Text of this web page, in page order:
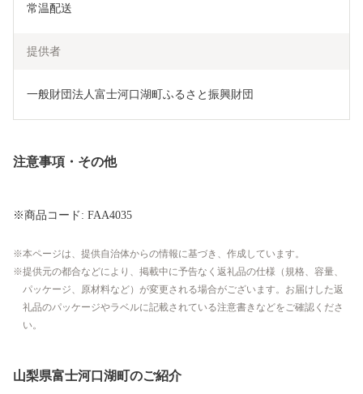
常温配送
提供者
一般財団法人富士河口湖町ふるさと振興財団
注意事項・その他
※商品コード: FAA4035
本ページは、提供自治体からの情報に基づき、作成しています。
提供元の都合などにより、掲載中に予告なく返礼品の仕様（規格、容量、
パッケージ、原材料など）が変更される場合がございます。お届けした返
礼品のパッケージやラベルに記載されている注意書きなどをご確認くださ
い。
山梨県富士河口湖町のご紹介